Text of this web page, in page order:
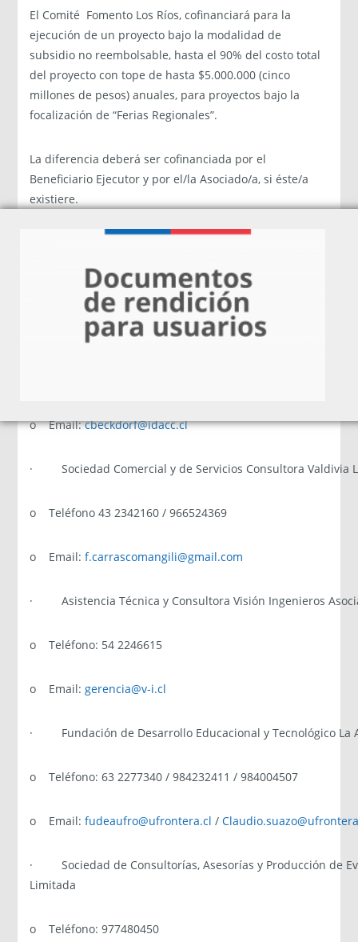
El Comité Fomento Los Ríos, cofinanciará para la
ejecución de un proyecto bajo la modalidad de
subsidio no reembolsable, hasta el 90% del costo total
del proyecto con tope de hasta $5.000.000 (cinco
millones de pesos) anuales, para proyectos bajo la
focalización de “Ferias Regionales”.
La diferencia deberá ser cofinanciada por el
Beneficiario Ejecutor y por el/la Asociado/a, si éste/a
existiere.
SERCOTEC, los cuales se identifican a continuación:
Como te comentaba, hoy nos reunimos con los AOS, y
· Consultora IDACC Chile Ltda.
o Email:cbeckdorf@idacc.cl
· Sociedad Comercial y de Servicios Consultora Valdivia
o Teléfono 43 2342160 / 966524369
o Email:f.carrascomangili@gmail.com
· Asistencia Técnica y Consultora Visión Ingenieros
o Teléfono: 54 2246615
o Email:gerencia@v-i.cl
· Fundación de Desarrollo Educacional y Tecnológico La
o Teléfono: 63 2277340 / 984232411 / 984004507
o Email:fudeaufro@ufrontera.cl /
· Sociedad de Consultorías, Asesorías y Producción de
Limitada
o Teléfono: 977480450